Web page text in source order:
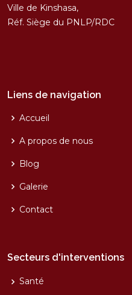
Ville de Kinshasa,
Réf. Siège du PNLP/RDC
Liens de navigation
Accueil
A propos de nous
Blog
Galerie
Contact
Secteurs d'interventions
Santé